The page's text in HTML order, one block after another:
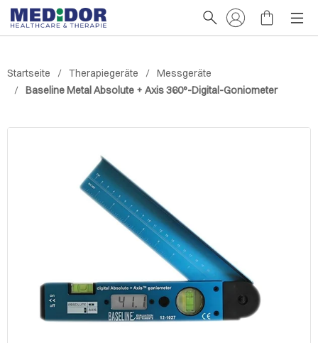
Startseite Therapiegeräte
Messgeräte
Baseline Metal Absolute + Axis 360°-Digital-Goniometer